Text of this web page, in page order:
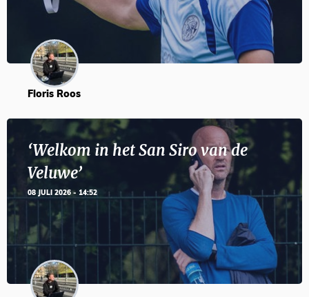
Floris Roos
‘Welkom in het San Siro van de
Veluwe’
08 JULI 2026 - 14:52